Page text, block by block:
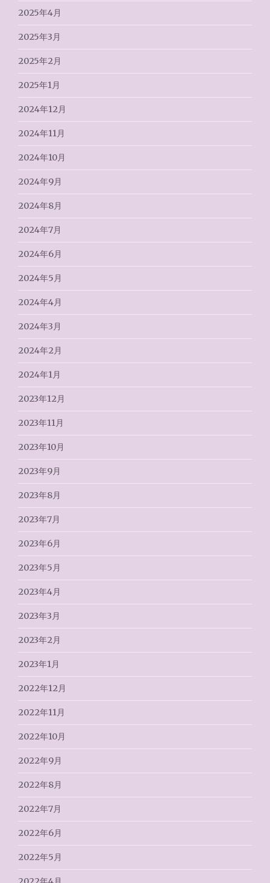
2025年4月
2025年3月
2025年2月
2025年1月
2024年12月
2024年11月
2024年10月
2024年9月
2024年8月
2024年7月
2024年6月
2024年5月
2024年4月
2024年3月
2024年2月
2024年1月
2023年12月
2023年11月
2023年10月
2023年9月
2023年8月
2023年7月
2023年6月
2023年5月
2023年4月
2023年3月
2023年2月
2023年1月
2022年12月
2022年11月
2022年10月
2022年9月
2022年8月
2022年7月
2022年6月
2022年5月